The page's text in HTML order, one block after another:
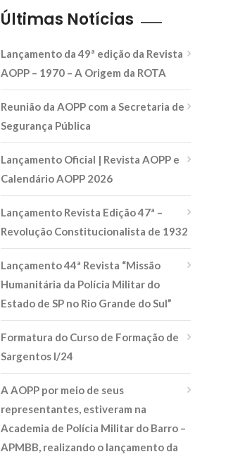
Últimas Notícias
Lançamento da 49ª edição da Revista
AOPP – 1970 – A Origem da ROTA
Reunião da AOPP com a Secretaria de
Segurança Pública
Lançamento Oficial | Revista AOPP e
Calendário AOPP 2026
Lançamento Revista Edição 47ª –
Revolução Constitucionalista de 1932
Lançamento 44ª Revista “Missão
Humanitária da Polícia Militar do
Estado de SP no Rio Grande do Sul”
Formatura do Curso de Formação de
Sargentos I/24
A AOPP por meio de seus
representantes, estiveram na
Academia de Polícia Militar do Barro –
APMBB, realizando o lançamento da